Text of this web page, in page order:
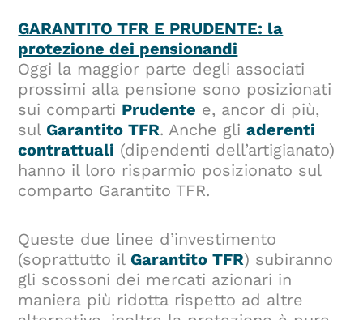
GARANTITO TFR E PRUDENTE: la
protezione dei pensionandi
Oggi la maggior parte degli associati
prossimi alla pensione sono posizionati
sui comparti Prudente e, ancor di più,
sul Garantito TFR. Anche gliaderenti
contrattuali (dipendenti dell’artigianato)
hanno il loro risparmio posizionato sul
comparto Garantito TFR.
Queste due linee d’investimento
(soprattutto il Garantito TFR) subiranno
gli scossoni dei mercati azionari in
maniera più ridotta rispetto ad altre